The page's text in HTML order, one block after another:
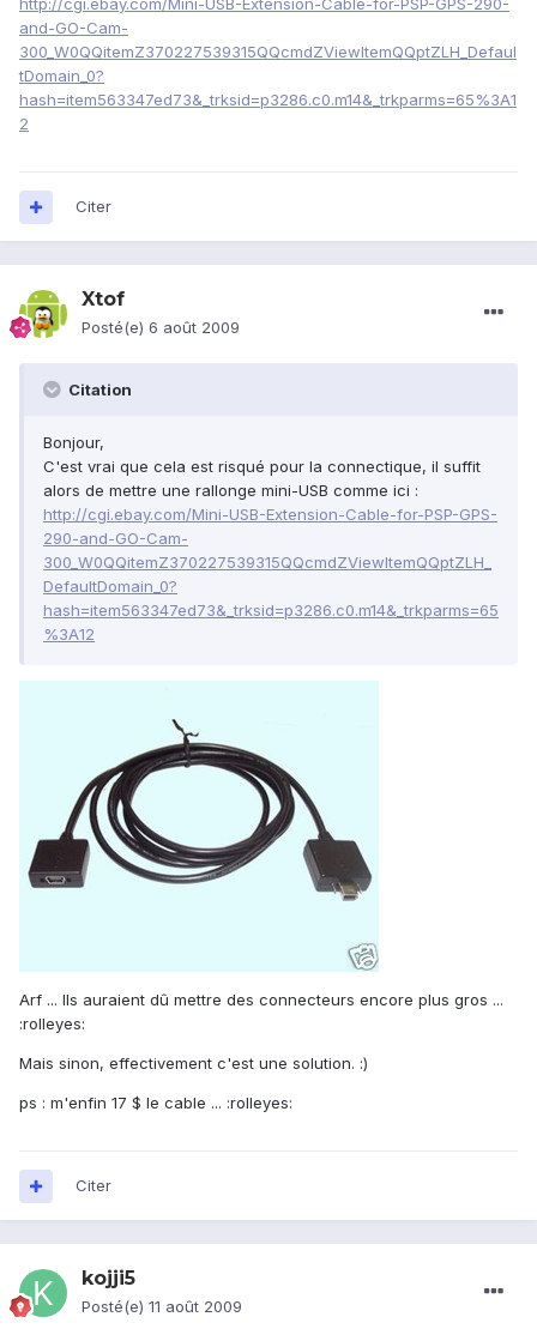
http://cgi.ebay.com/Mini-USB-Extension-Cable-for-PSP-GPS-290-
and-GO-Cam-
300_W0QQitemZ370227539315QQcmdZViewItemQQptZLH_Defaul
tDomain_0?
hash=item563347ed73&_trksid=p3286.c0.m14&_trkparms=65%3A1
2
Citer
Xtof
Posté(e) 6 août 2009
Citation
Bonjour,
C'est vrai que cela est risqué pour la connectique, il suffit
alors de mettre une rallonge mini-USB comme ici :
http://cgi.ebay.com/Mini-USB-Extension-Cable-for-PSP-GPS-
290-and-GO-Cam-
300_W0QQitemZ370227539315QQcmdZViewItemQQptZLH_
DefaultDomain_0?
hash=item563347ed73&_trksid=p3286.c0.m14&_trkparms=65
%3A12
Arf ... Ils auraient dû mettre des connecteurs encore plus gros ...
:rolleyes:
Mais sinon, effectivement c'est une solution. :)
ps : m'enfin 17 $ le cable ... :rolleyes:
Citer
kojji5
Posté(e) 11 août 2009